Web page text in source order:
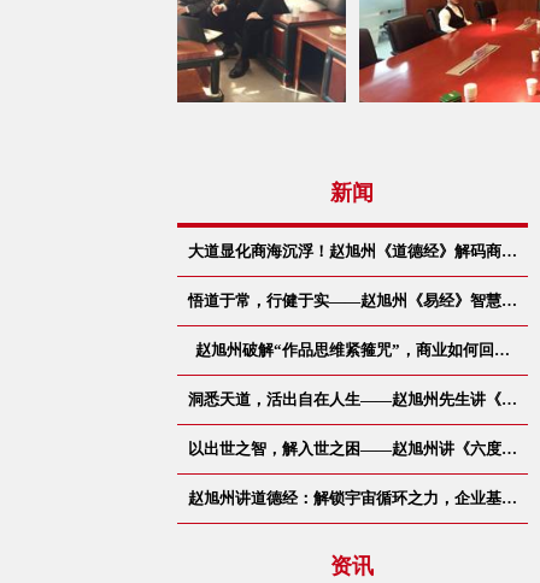
新闻
大道显化商海沉浮！赵旭州《道德经》解码商…
悟道于常，行健于实——赵旭州《易经》智慧…
赵旭州破解“作品思维紧箍咒”，商业如何回…
洞悉天道，活出自在人生——赵旭州先生讲《…
以出世之智，解入世之困——赵旭州讲《六度…
赵旭州讲道德经：解锁宇宙循环之力，企业基…
资讯